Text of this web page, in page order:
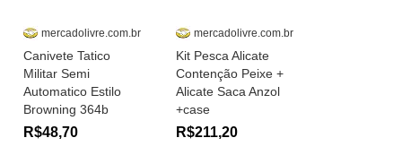
mercadolivre.com.br
Canivete Tatico
Militar Semi
Automatico Estilo
Browning 364b
R$48,70
mercadolivre.com.br
Kit Pesca Alicate
Contenção Peixe +
Alicate Saca Anzol
+case
R$211,20